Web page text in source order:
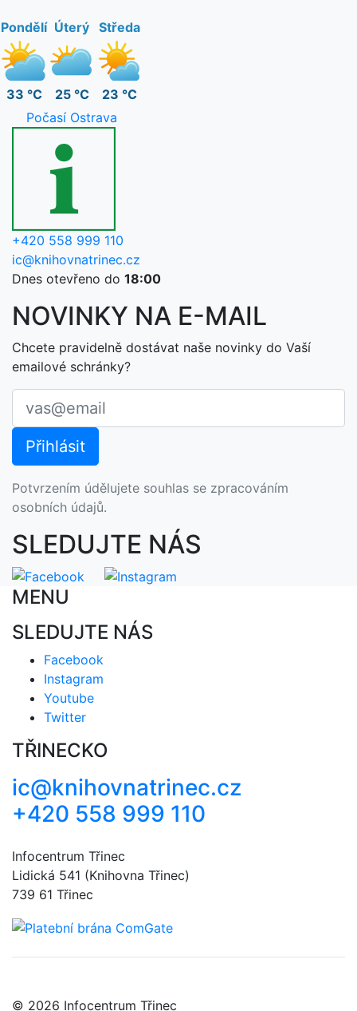
Pondělí
33 °C
Úterý
25 °C
Středa
23 °C
Počasí Ostrava
+420 558 999 110
ic@knihovnatrinec.cz
Dnes otevřeno do 18:00
NOVINKY NA E-MAIL
Chcete pravidelně dostávat naše novinky do Vaší
emailové schránky?
Potvrzením údělujete souhlas se zpracováním
osobních údajů.
SLEDUJTE NÁS
MENU
SLEDUJTE NÁS
Facebook
Instagram
Youtube
Twitter
TŘINECKO
ic@knihovnatrinec.cz
+420 558 999 110
Infocentrum Třinec
Lidická 541 (Knihovna Třinec)
739 61 Třinec
© 2026 Infocentrum Třinec